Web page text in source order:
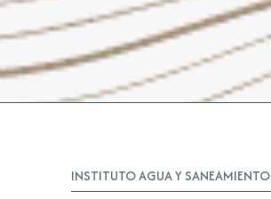
INSTITUTO AGUA Y SANEAMIENTO